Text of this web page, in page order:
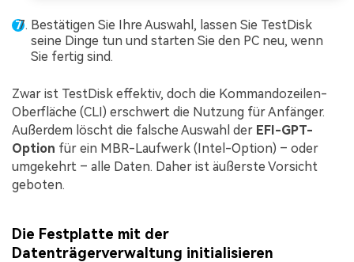
Bestätigen Sie Ihre Auswahl, lassen Sie TestDisk
seine Dinge tun und starten Sie den PC neu, wenn
Sie fertig sind.
Zwar ist TestDisk effektiv, doch die Kommandozeilen-
Oberfläche (CLI) erschwert die Nutzung für Anfänger.
Außerdem löscht die falsche Auswahl der EFI-GPT-
Option für ein MBR-Laufwerk (Intel-Option) – oder
umgekehrt – alle Daten. Daher ist äußerste Vorsicht
geboten.
Die Festplatte mit der
Datenträgerverwaltung initialisieren